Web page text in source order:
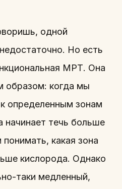
одной
Но есть
МРТ. Она
образом: когда мы
определенным зонам
начинает течь больше
какая зона
кислорода. Однако
таки медленный,